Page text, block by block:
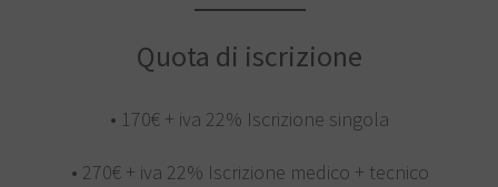
Quota di iscrizione
• 170€ + iva 22% Iscrizione singola
• 270€ + iva 22% Iscrizione medico + tecnico